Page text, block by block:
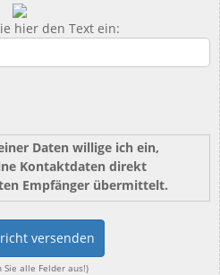
hier den Text ein:
Daten willige ich ein,
Kontaktdaten direkt
Empfänger übermittelt.
versenden
alle Felder aus!)